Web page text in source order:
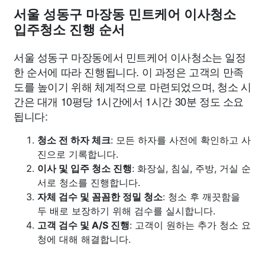
서울 성동구 마장동 민트케어 이사청소
입주청소 진행 순서
서울 성동구 마장동에서 민트케어 이사청소는 일정
한 순서에 따라 진행됩니다. 이 과정은 고객의 만족
도를 높이기 위해 체계적으로 마련되었으며, 청소 시
간은 대개 10평당 1시간에서 1시간 30분 정도 소요
됩니다:
청소 전 하자 체크: 모든 하자를 사전에 확인하고 사
진으로 기록합니다.
이사 및 입주 청소 진행: 화장실, 침실, 주방, 거실 순
서로 청소를 진행합니다.
자체 검수 및 꼼꼼한 정밀 청소: 청소 후 깨끗함을
두 배로 보장하기 위해 검수를 실시합니다.
고객 검수 및 A/S 진행: 고객이 원하는 추가 청소 요
청에 대해 해결합니다.